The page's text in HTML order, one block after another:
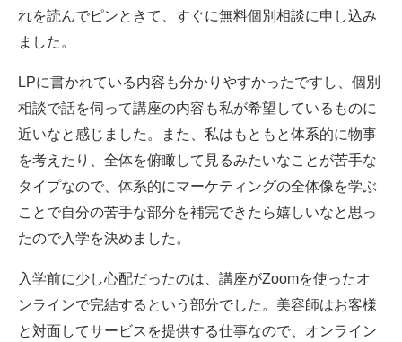
れを読んでピンときて、すぐに無料個別相談に申し込み
ました。
LPに書かれている内容も分かりやすかったですし、個別
相談で話を伺って講座の内容も私が希望しているものに
近いなと感じました。また、私はもともと体系的に物事
を考えたり、全体を俯瞰して見るみたいなことが苦手な
タイプなので、体系的にマーケティングの全体像を学ぶ
ことで自分の苦手な部分を補完できたら嬉しいなと思っ
たので入学を決めました。
入学前に少し心配だったのは、講座がZoomを使ったオ
ンラインで完結するという部分でした。美容師はお客様
と対面してサービスを提供する仕事なので、オンライン